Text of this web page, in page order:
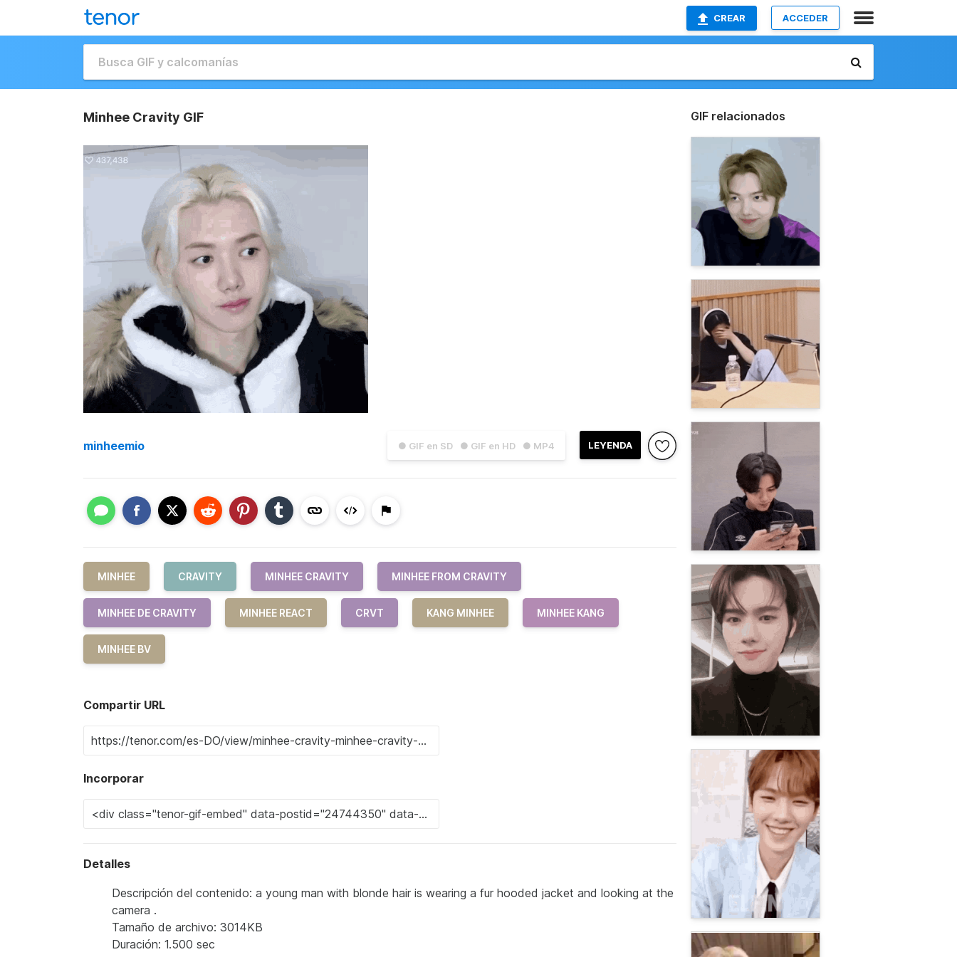
CREAR ACCEDER
Minhee Cravity GIF
● GIF en SD ● GIF en HD ● MP4 LEYENDA
minheemio
MINHEE CRAVITY MINHEE CRAVITY MINHEE FROM CRAVITY
MINHEE DE CRAVITY MINHEE REACT CRVT KANG MINHEE MINHEE KANG
MINHEE BV
Compartir URL
Incorporar
Detalles
Descripción del contenido: a young man with blonde hair is wearing a fur hooded jacket and looking at the
camera .
Tamaño de archivo: 3014KB
Duración: 1.500 sec
GIF relacionados